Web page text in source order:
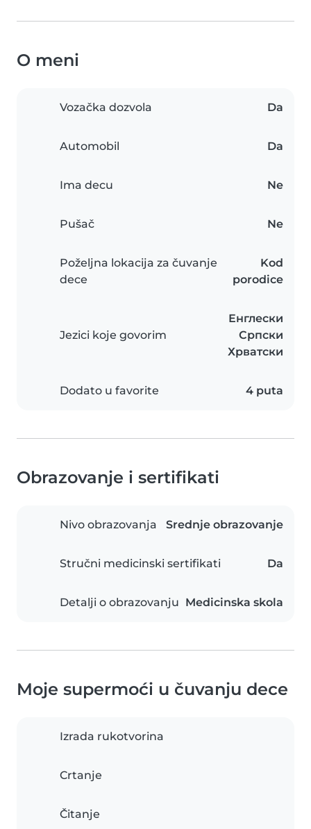
O meni
Vozačka dozvola Da
Automobil Da
Ima decu Ne
Pušač Ne
Poželjna lokacija za čuvanje
dece
Kod
porodice
Jezici koje govorim
Енглески
Српски
Хрватски
Dodato u favorite 4 puta
Obrazovanje i sertifikati
Nivo obrazovanja Srednje obrazovanje
Stručni medicinski sertifikati Da
Detalji o obrazovanju Medicinska skola
Moje supermoći u čuvanju dece
Izrada rukotvorina
Crtanje
Čitanje